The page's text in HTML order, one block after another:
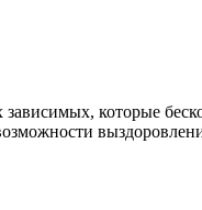
которые